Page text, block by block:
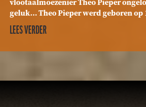
geluk… Theo Pieper werd geboren
LEES VERDER